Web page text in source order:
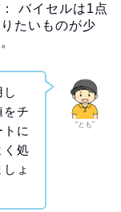
： バイセルは1点
たいものが少
“とも”
をチ
に
く処
ょ